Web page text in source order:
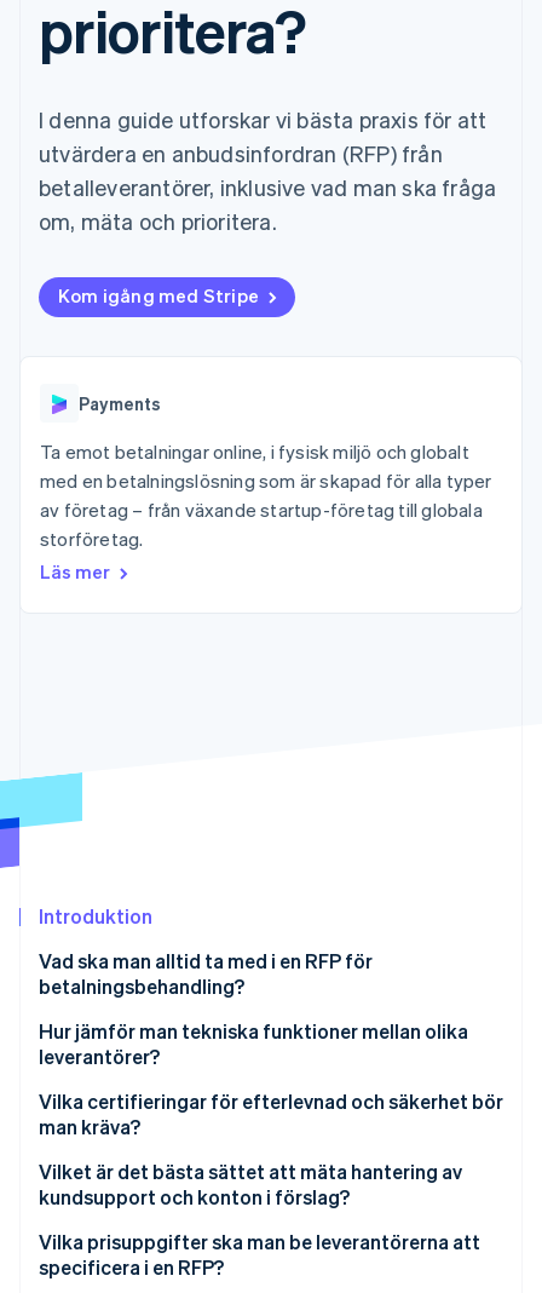
Link
Accelererad kassaprocess
rapporter
Data Pipeline
Datasynkronisering
Product roadmap
Se vad som kommer härnäst
Atlas
Koldioxidinfångning
Identity
Identitetsverifiering online
Plattformar
SaaS
AI-företag
Kreatörsekonomi
Spel
och fritid
Försäkringsbolag
Media och
Ideella organisationer
Ecosystem
Erbjud
användningsbaserad
fakturering
Tillhandahåll och
hantera tjänster med
agenter
Appintegrationer
Utvecklarblogg
Produktplan
Karriärer
Nyhetsrum
Stripe Press
Kontakta säljteamet
prioritera?
I denna guide utforskar vi bästa praxis för att
utvärdera en anbudsinfordran (RFP) från
betalleverantörer, inklusive vad man ska fråga
om, mäta och prioritera.
Kom igång med Stripe
Payments
Ta emot betalningar online, i fysisk miljö och globalt
med en betalningslösning som är skapad för alla typer
av företag – från växande startup-företag till globala
storföretag.
Läs mer
Introduktion
Vad ska man alltid ta med i en RFP för
betalningsbehandling?
Företags- och projektöversikt
Krav på teknik och integration
Säkerhet och efterlevnad
Rapportering och analys
Hantering av kundsupport och konton
Hur jämför man tekniska funktioner mellan olika
leverantörer?
Tillförlitlighet och upptid
Betalningsmetoder och -kanaler
Global räckvidd och lokal expertis
API-kvalitet och utvecklarerfarenhet
Vilka certifieringar för efterlevnad och säkerhet bör
man kräva?
PCI DSS-nivå 1
SOC 1 och SOC 2
Lagar om dataintegritet
Vilket är det bästa sättet att mäta hantering av
kundsupport och konton i förslag?
Supportkanaler och tillgänglighet
Svarstider och servicenivåavtal
Vilka prisuppgifter ska man be leverantörerna att
specificera i en RFP?